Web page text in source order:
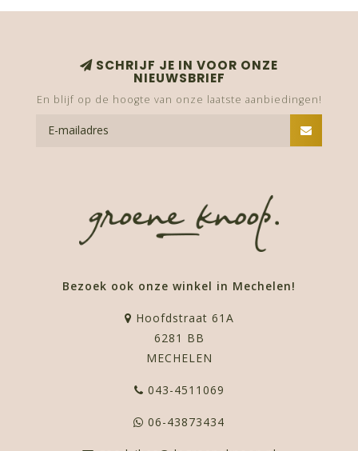
SCHRIJF JE IN VOOR ONZE
NIEUWSBRIEF
En blijf op de hoogte van onze laatste aanbiedingen!
Bezoek ook onze winkel in Mechelen!
Hoofdstraat 61A
6281 BB
MECHELEN
043-4511069
06-43873434